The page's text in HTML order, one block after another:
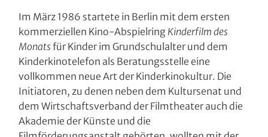
Im März 1986 startete in Berlin mit dem ersten
kommerziellen Kino-Abspielring Kinderfilm des
Monatsfür Kinder im Grundschulalter und dem
Kinderkinotelefon als Beratungsstelle eine
vollkommen neue Art der Kinderkinokultur. Die
Initiatoren, zu denen neben dem Kultursenat und
dem Wirtschaftsverband der Filmtheater auch die
Akademie der Künste und die